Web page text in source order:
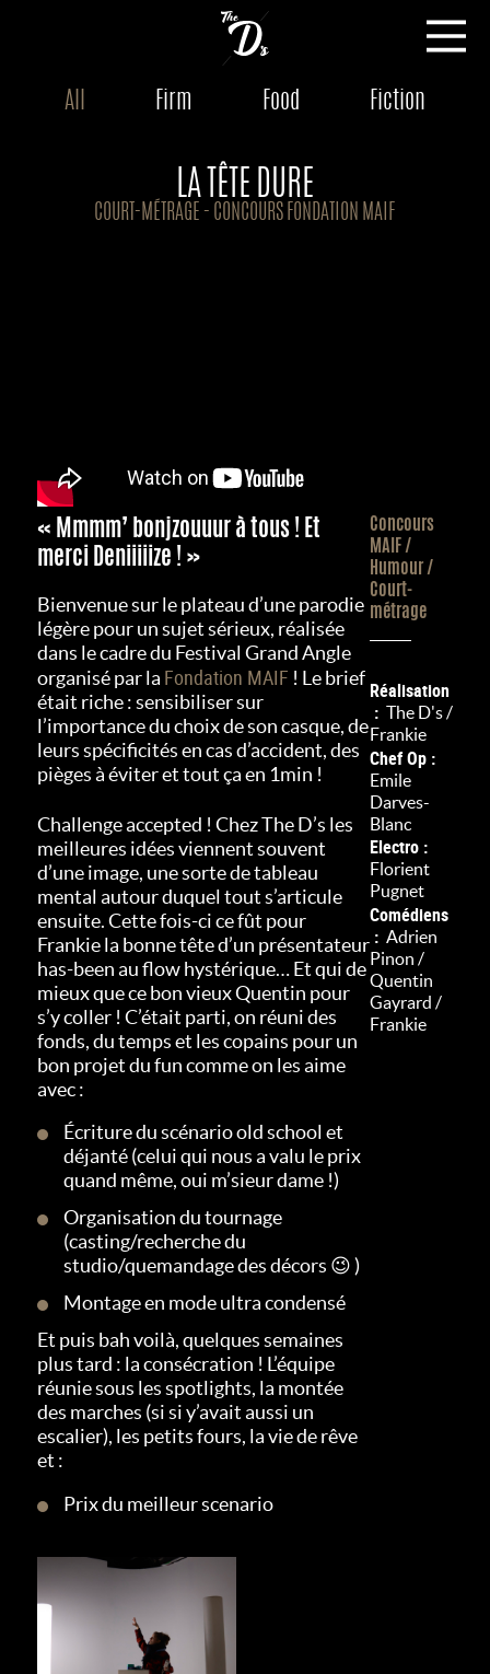
All Firm Food Fiction
LA TÊTE DURE
COURT-MÉTRAGE - CONCOURS FONDATION MAIF
« Mmmm’ bonjzouuur à tous ! Et
merci Deniiiiize ! »
Bienvenue sur le plateau d’une parodie
légère pour un sujet sérieux, réalisée
dans le cadre du Festival Grand Angle
organisé par la Fondation MAIF ! Le brief
était riche : sensibiliser sur
l’importance du choix de son casque, de
leurs spécificités en cas d’accident, des
pièges à éviter et tout ça en 1min !
Challenge accepted ! Chez The D’s les
meilleures idées viennent souvent
d’une image, une sorte de tableau
mental autour duquel tout s’articule
ensuite. Cette fois-ci ce fût pour
Frankie la bonne tête d’un présentateur
has-been au flow hystérique… Et qui de
mieux que ce bon vieux Quentin pour
s’y coller ! C’était parti, on réuni des
fonds, du temps et les copains pour un
bon projet du fun comme on les aime
avec :
Écriture du scénario old school et
déjanté (celui qui nous a valu le prix
quand même, oui m’sieur dame !)
Organisation du tournage
(casting/recherche du
studio/quemandage des décors 😉 )
Montage en mode ultra condensé
Et puis bah voilà, quelques semaines
plus tard : la consécration ! L’équipe
réunie sous les spotlights, la montée
des marches (si si y’avait aussi un
escalier), les petits fours, la vie de rêve
et :
Prix du meilleur scenario
Concours
MAIF /
Humour /
Court-
métrage
Réalisation
The D's /
Frankie
Chef Op
Emile
Darves-
Blanc
Electro
Florient
Pugnet
Comédiens
Adrien
Pinon /
Quentin
Gayrard /
Frankie